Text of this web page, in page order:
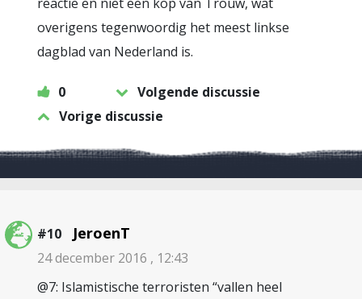
overigens tegenwoordig het meest linkse
dagblad van Nederland is.
0
Volgende discussie
Vorige discussie
#10 JeroenT
24 december 2016 , 12:43
@7: Islamistische terroristen “vallen heel